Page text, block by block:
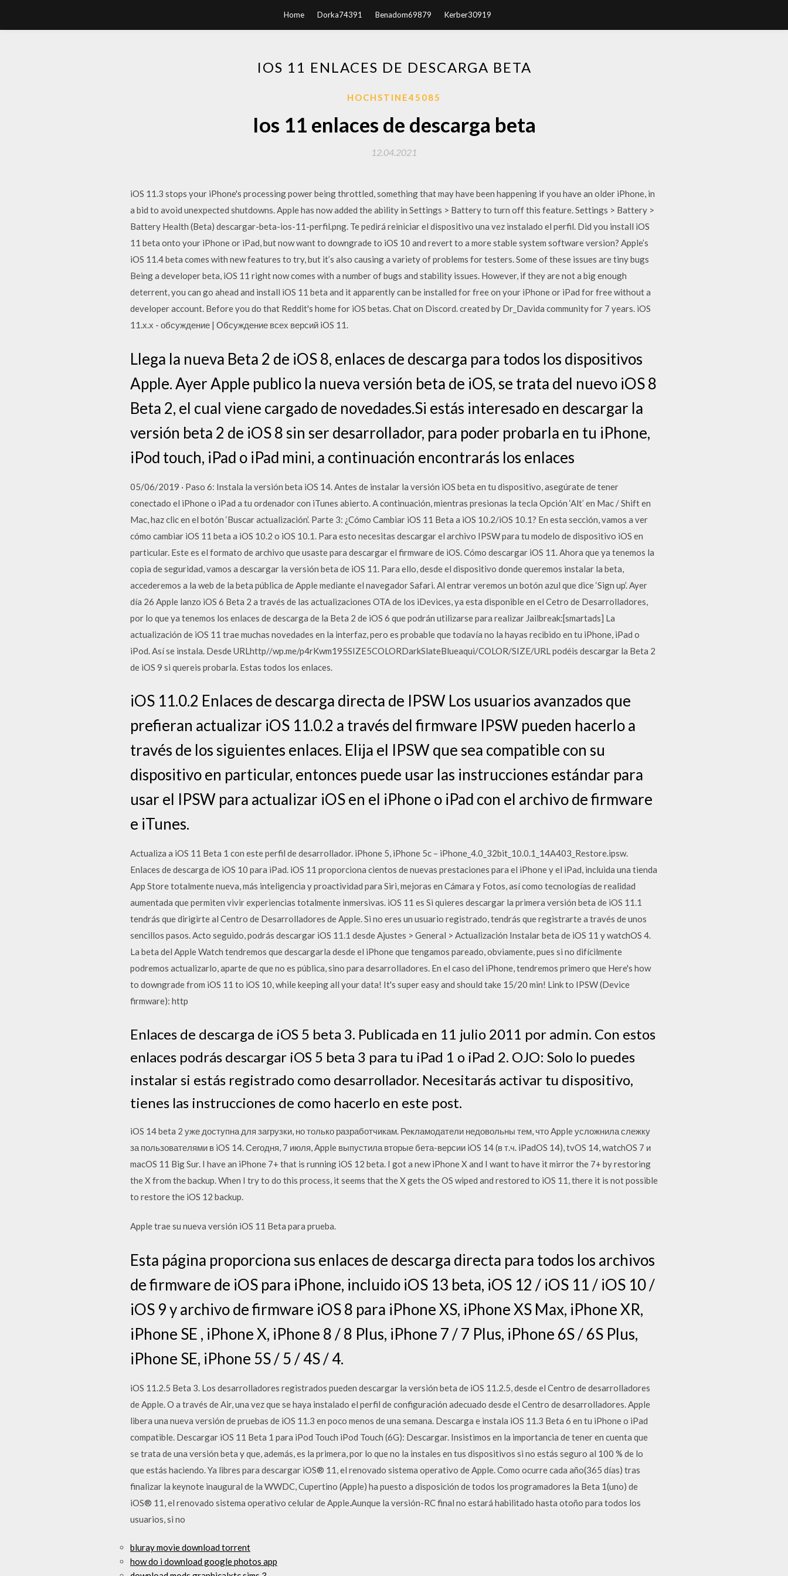
Home Dorka74391 Benadom69879 Kerber30919
IOS 11 ENLACES DE DESCARGA BETA
HOCHSTINE45085
Ios 11 enlaces de descarga beta
12.04.2021
iOS 11.3 stops your iPhone's processing power being throttled, something that may have been happening if you have an older iPhone, in
a bid to avoid unexpected shutdowns. Apple has now added the ability in Settings > Battery to turn off this feature. Settings > Battery >
Battery Health (Beta) descargar-beta-ios-11-perfil.png. Te pedirá reiniciar el dispositivo una vez instalado el perfil. Did you install iOS
11 beta onto your iPhone or iPad, but now want to downgrade to iOS 10 and revert to a more stable system software version? Apple’s
iOS 11.4 beta comes with new features to try, but it’s also causing a variety of problems for testers. Some of these issues are tiny bugs
Being a developer beta, iOS 11 right now comes with a number of bugs and stability issues. However, if they are not a big enough
deterrent, you can go ahead and install iOS 11 beta and it apparently can be installed for free on your iPhone or iPad for free without a
developer account. Before you do that Reddit's home for iOS betas. Chat on Discord. created by Dr_Davida community for 7 years. iOS
11.х.х - обсуждение | Обсуждение всех версий iOS 11.
Llega la nueva Beta 2 de iOS 8, enlaces de descarga para todos los dispositivos
Apple. Ayer Apple publico la nueva versión beta de iOS, se trata del nuevo iOS 8
Beta 2, el cual viene cargado de novedades.Si estás interesado en descargar la
versión beta 2 de iOS 8 sin ser desarrollador, para poder probarla en tu iPhone,
iPod touch, iPad o iPad mini, a continuación encontrarás los enlaces
05/06/2019 · Paso 6: Instala la versión beta iOS 14. Antes de instalar la versión iOS beta en tu dispositivo, asegúrate de tener
conectado el iPhone o iPad a tu ordenador con iTunes abierto. A continuación, mientras presionas la tecla Opción ‘Alt’ en Mac / Shift en
Mac, haz clic en el botón ‘Buscar actualización’. Parte 3: ¿Cómo Cambiar iOS 11 Beta a iOS 10.2/iOS 10.1? En esta sección, vamos a ver
cómo cambiar iOS 11 beta a iOS 10.2 o iOS 10.1. Para esto necesitas descargar el archivo IPSW para tu modelo de dispositivo iOS en
particular. Este es el formato de archivo que usaste para descargar el firmware de iOS. Cómo descargar iOS 11. Ahora que ya tenemos la
copia de seguridad, vamos a descargar la versión beta de iOS 11. Para ello, desde el dispositivo donde queremos instalar la beta,
accederemos a la web de la beta pública de Apple mediante el navegador Safari. Al entrar veremos un botón azul que dice ‘Sign up’. Ayer
día 26 Apple lanzo iOS 6 Beta 2 a través de las actualizaciones OTA de los iDevices, ya esta disponible en el Cetro de Desarrolladores,
por lo que ya tenemos los enlaces de descarga de la Beta 2 de iOS 6 que podrán utilizarse para realizar Jailbreak:[smartads] La
actualización de iOS 11 trae muchas novedades en la interfaz, pero es probable que todavía no la hayas recibido en tu iPhone, iPad o
iPod. Así se instala. Desde URLhttp//wp.me/p4rKwm195SIZE5COLORDarkSlateBlueaqui/COLOR/SIZE/URL podéis descargar la Beta 2
de iOS 9 si quereis probarla. Estas todos los enlaces.
iOS 11.0.2 Enlaces de descarga directa de IPSW Los usuarios avanzados que
prefieran actualizar iOS 11.0.2 a través del firmware IPSW pueden hacerlo a
través de los siguientes enlaces. Elija el IPSW que sea compatible con su
dispositivo en particular, entonces puede usar las instrucciones estándar para
usar el IPSW para actualizar iOS en el iPhone o iPad con el archivo de firmware
e iTunes.
Actualiza a iOS 11 Beta 1 con este perfil de desarrollador. iPhone 5, iPhone 5c – iPhone_4.0_32bit_10.0.1_14A403_Restore.ipsw.
Enlaces de descarga de iOS 10 para iPad. iOS 11 proporciona cientos de nuevas prestaciones para el iPhone y el iPad, incluida una tienda
App Store totalmente nueva, más inteligencia y proactividad para Siri, mejoras en Cámara y Fotos, así como tecnologías de realidad
aumentada que permiten vivir experiencias totalmente inmersivas. iOS 11 es Si quieres descargar la primera versión beta de iOS 11.1
tendrás que dirigirte al Centro de Desarrolladores de Apple. Si no eres un usuario registrado, tendrás que registrarte a través de unos
sencillos pasos. Acto seguido, podrás descargar iOS 11.1 desde Ajustes > General > Actualización Instalar beta de iOS 11 y watchOS 4.
La beta del Apple Watch tendremos que descargarla desde el iPhone que tengamos pareado, obviamente, pues si no difícilmente
podremos actualizarlo, aparte de que no es pública, sino para desarrolladores. En el caso del iPhone, tendremos primero que Here's how
to downgrade from iOS 11 to iOS 10, while keeping all your data! It's super easy and should take 15/20 min! Link to IPSW (Device
firmware): http
Enlaces de descarga de iOS 5 beta 3. Publicada en 11 julio 2011 por admin. Con estos
enlaces podrás descargar iOS 5 beta 3 para tu iPad 1 o iPad 2. OJO: Solo lo puedes
instalar si estás registrado como desarrollador. Necesitarás activar tu dispositivo,
tienes las instrucciones de como hacerlo en este post.
iOS 14 beta 2 уже доступна для загрузки, но только разработчикам. Рекламодатели недовольны тем, что Apple усложнила слежку
за пользователями в iOS 14. Сегодня, 7 июля, Apple выпустила вторые бета-версии iOS 14 (в т.ч. iPadOS 14), tvOS 14, watchOS 7 и
macOS 11 Big Sur. I have an iPhone 7+ that is running iOS 12 beta. I got a new iPhone X and I want to have it mirror the 7+ by restoring
the X from the backup. When I try to do this process, it seems that the X gets the OS wiped and restored to iOS 11, there it is not possible
to restore the iOS 12 backup.
Apple trae su nueva versión iOS 11 Beta para prueba.
Esta página proporciona sus enlaces de descarga directa para todos los archivos
de firmware de iOS para iPhone, incluido iOS 13 beta, iOS 12 / iOS 11 / iOS 10 /
iOS 9 y archivo de firmware iOS 8 para iPhone XS, iPhone XS Max, iPhone XR,
iPhone SE , iPhone X, iPhone 8 / 8 Plus, iPhone 7 / 7 Plus, iPhone 6S / 6S Plus,
iPhone SE, iPhone 5S / 5 / 4S / 4.
iOS 11.2.5 Beta 3. Los desarrolladores registrados pueden descargar la versión beta de iOS 11.2.5, desde el Centro de desarrolladores
de Apple. O a través de Air, una vez que se haya instalado el perfil de configuración adecuado desde el Centro de desarrolladores. Apple
libera una nueva versión de pruebas de iOS 11.3 en poco menos de una semana. Descarga e instala iOS 11.3 Beta 6 en tu iPhone o iPad
compatible. Descargar iOS 11 Beta 1 para iPod Touch iPod Touch (6G): Descargar. Insistimos en la importancia de tener en cuenta que
se trata de una versión beta y que, además, es la primera, por lo que no la instales en tus dispositivos si no estás seguro al 100 % de lo
que estás haciendo. Ya libres para descargar iOS® 11, el renovado sistema operativo de Apple. Como ocurre cada año(365 días) tras
finalizar la keynote inaugural de la WWDC, Cupertino (Apple) ha puesto a disposición de todos los programadores la Beta 1(uno) de
iOS® 11, el renovado sistema operativo celular de Apple.Aunque la versión-RC final no estará habilitado hasta otoño para todos los
usuarios, si no
bluray movie download torrent
how do i download google photos app